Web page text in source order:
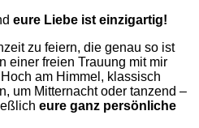
eure Liebe ist einzigartig!
zu feiern, die genau so ist
einer freien Trauung mit mir
am Himmel, klassisch
um Mitternacht oder tanzend –
eure ganz persönliche